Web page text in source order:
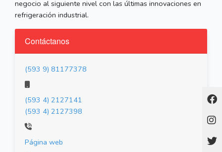
negocio al siguiente nivel con las últimas innovaciones en
refrigeración industrial.
Contáctanos
(593 9) 81177378
(593 4) 2127141
(593 4) 2127398
Página web